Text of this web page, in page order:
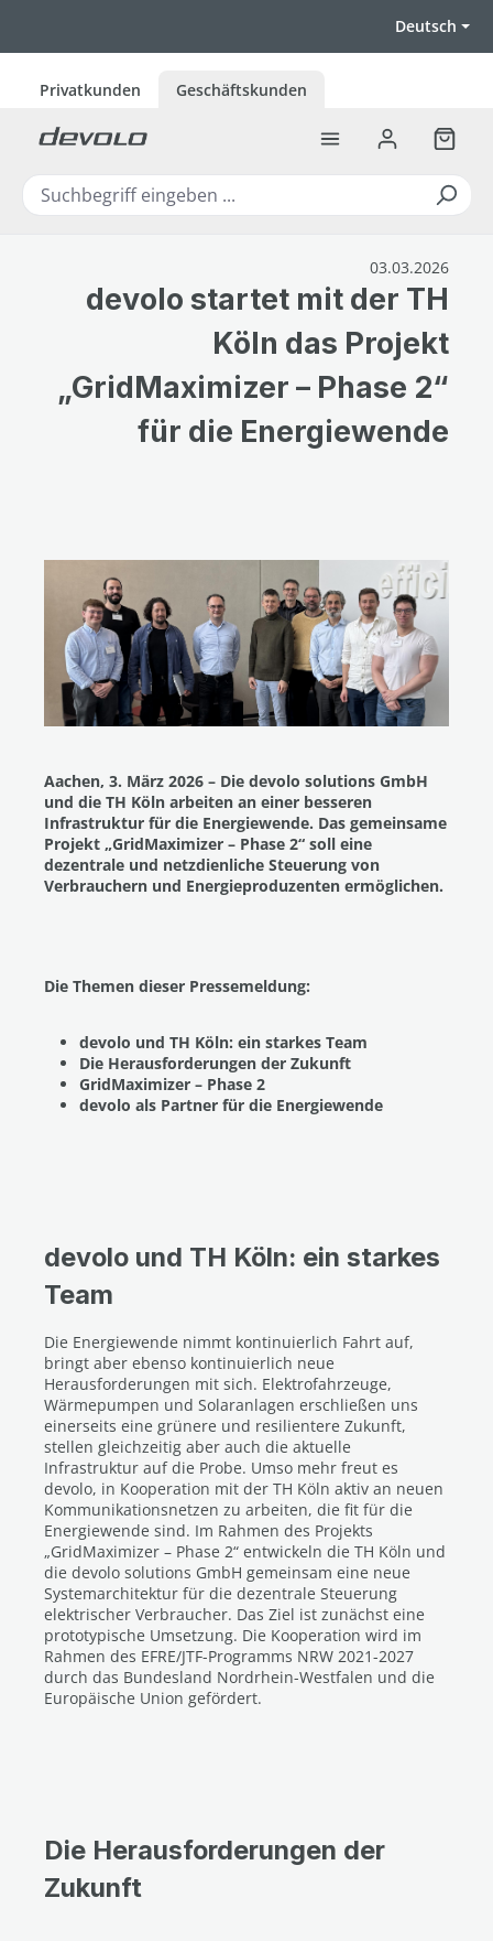
Deutsch
Privatkunden Geschäftskunden
03.03.2026
devolo startet mit der TH
Köln das Projekt
„GridMaximizer – Phase 2“
für die Energiewende
Aachen, 3. März 2026 – Die devolo solutions GmbH
und die TH Köln arbeiten an einer besseren
Infrastruktur für die Energiewende. Das gemeinsame
Projekt „GridMaximizer – Phase 2“ soll eine
dezentrale und netzdienliche Steuerung von
Verbrauchern und Energieproduzenten ermöglichen.
Die Themen dieser Pressemeldung:
devolo und TH Köln: ein starkes Team
Die Herausforderungen der Zukunft
GridMaximizer – Phase 2
devolo als Partner für die Energiewende
devolo und TH Köln: ein starkes
Team
Die Energiewende nimmt kontinuierlich Fahrt auf,
bringt aber ebenso kontinuierlich neue
Herausforderungen mit sich. Elektrofahrzeuge,
Wärmepumpen und Solaranlagen erschließen uns
einerseits eine grünere und resilientere Zukunft,
stellen gleichzeitig aber auch die aktuelle
Infrastruktur auf die Probe. Umso mehr freut es
devolo, in Kooperation mit der TH Köln aktiv an neuen
Kommunikationsnetzen zu arbeiten, die fit für die
Energiewende sind. Im Rahmen des Projekts
„GridMaximizer – Phase 2“ entwickeln die TH Köln und
die devolo solutions GmbH gemeinsam eine neue
Systemarchitektur für die dezentrale Steuerung
elektrischer Verbraucher. Das Ziel ist zunächst eine
prototypische Umsetzung. Die Kooperation wird im
Rahmen des EFRE/JTF-Programms NRW 2021-2027
durch das Bundesland Nordrhein-Westfalen und die
Europäische Union gefördert.
Die Herausforderungen der
Zukunft